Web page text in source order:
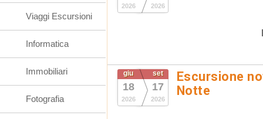
2026 2026
giu
18
2026
set
17
2026
Escursione
Notte
Viaggi Escursioni
Informatica
Immobiliari
Fotografia